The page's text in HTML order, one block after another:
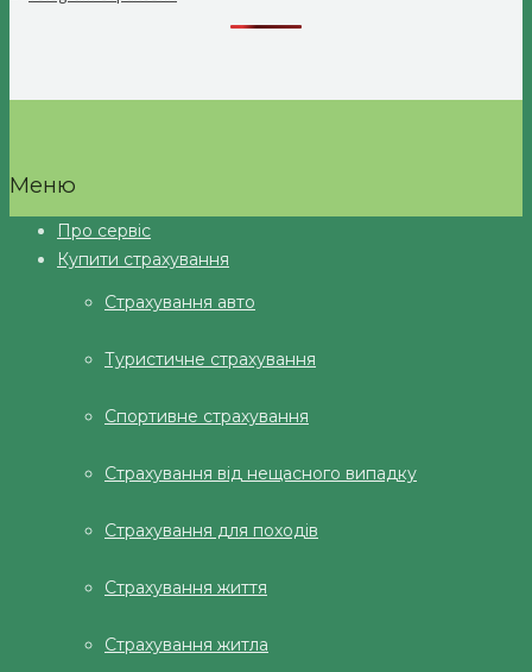
Меню
Про сервіс
Купити страхування
Страхування авто
Туристичне страхування
Спортивне страхування
Страхування від нещасного випадку
Страхування для походів
Страхування життя
Страхування житла